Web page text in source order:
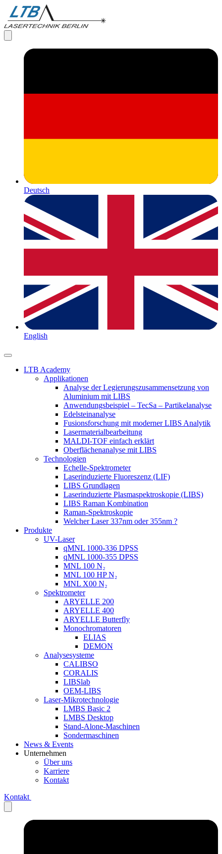
Deutsch
English
LTB Academy
Applikationen
Analyse der Legierungszusammensetzung von
Aluminium mit LIBS
Anwendungsbeispiel – TecSa – Partikelanalyse
Edelsteinanalyse
Fusionsforschung mit moderner LIBS Analytik
Lasermaterialbearbeitung
MALDI-TOF einfach erklärt
Oberflächenanalyse mit LIBS
Technologien
Echelle-Spektrometer
Laserinduzierte Fluoreszenz (LIF)
LIBS Grundlagen
Laserinduzierte Plasmaspektroskopie (LIBS)
LIBS Raman Kombination
Raman-Spektroskopie
Welcher Laser 337nm oder 355nm ?
Produkte
UV-Laser
qMNL 1000-336 DPSS
qMNL 1000-355 DPSS
MNL 100 N₂
MNL 100 HP N₂
MNL X00 N₂
Spektrometer
ARYELLE 200
ARYELLE 400
ARYELLE Butterfly
Monochromatoren
ELIAS
DEMON
Analysesysteme
CALIBSO
CORALIS
LIBSlab
OEM-LIBS
Laser-Mikrotechnologie
LMBS Basic 2
LMBS Desktop
Stand-Alone-Maschinen
Sondermaschinen
News & Events
Unternehmen
Über uns
Karriere
Kontakt
Kontakt